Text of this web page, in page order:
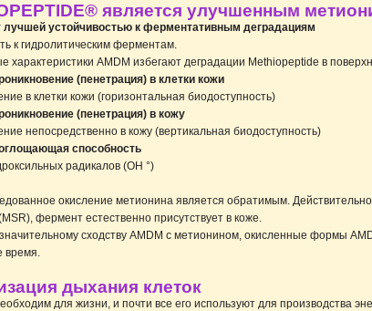
является улучшенным
лучшей устойчивостью к ферментативным деградациям
к гидролитическим ферментам.
характеристики AMDM избегают деградации Methiopeptide в
(пенетрация) в клетки кожи
в клетки кожи (горизонтальная биодоступность)
(пенетрация) в кожу
непосредственно в кожу (вертикальная биодоступность)
способность
радикалов (OH °)
окисление метионина является обратимым.
фермент естественно присутствует в коже.
сходству AMDM с метионином, окисленные формы
время.
дыхания клеток
для жизни, и почти все его используют для производства